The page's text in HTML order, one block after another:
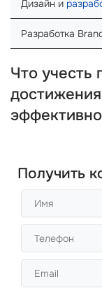
Дизайн и
Разработка
Что учесть
Получить